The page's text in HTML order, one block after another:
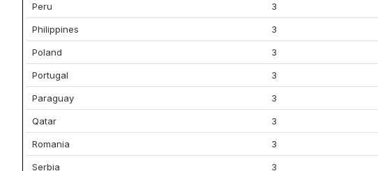
Peru 3
Philippines 3
Poland 3
Portugal 3
Paraguay 3
Qatar 3
Romania 3
Serbia 3